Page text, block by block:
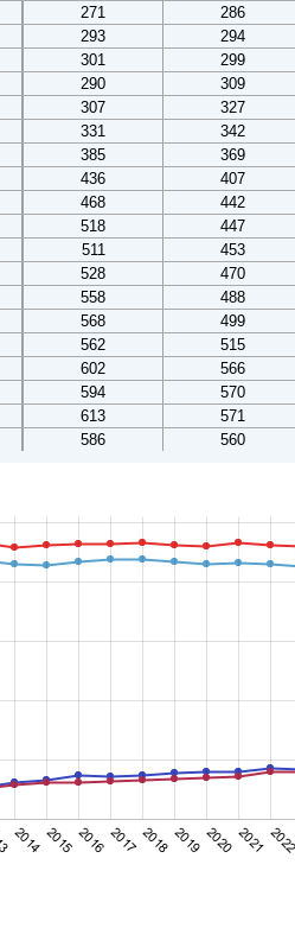
271 286
293 294
301 299
290 309
307 327
331 342
385 369
436 407
468 442
518 447
511 453
528 470
558 488
568 499
562 515
602 566
594 570
613 571
586 560